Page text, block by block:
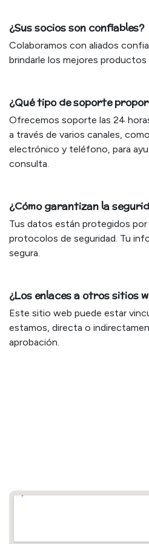
¿Sus socios son confiables?
Colaboramos con aliados
brindarle los mejores productos
¿Qué tipo de soporte
Ofrecemos soporte las 24
a través de varios canales,
electrónico y teléfono, para
consulta.
¿Cómo garantizan la
Tus datos están protegidos
protocolos de seguridad. Tu
segura.
¿Los enlaces a otros sitios
Este sitio web puede estar
estamos, directa o
aprobación.